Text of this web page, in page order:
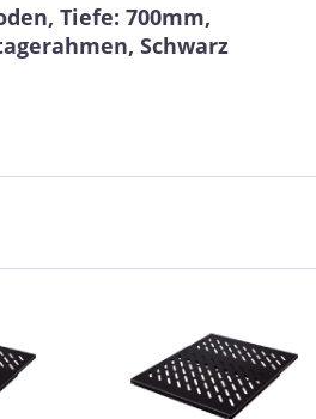
Tiefe: 700mm,
Schwarz